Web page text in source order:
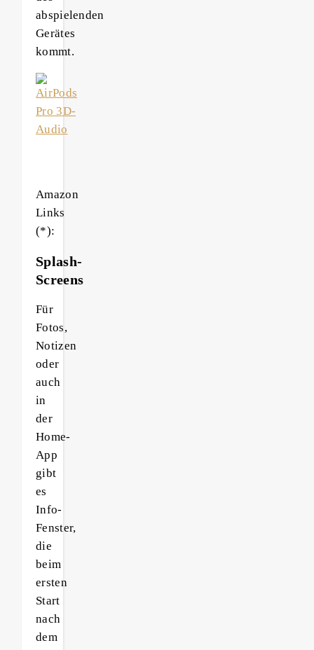
abspielenden
Gerätes
kommt.
Amazon
Links
(*):
Splash-
Screens
Für
Fotos,
Notizen
oder
auch
in
der
Home-
App
gibt
es
Info-
Fenster,
die
beim
ersten
Start
nach
dem